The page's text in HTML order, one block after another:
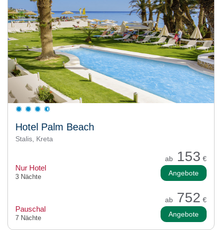
Hotel Palm Beach
Stalis, Kreta
ab 153 €
Nur Hotel
3 Nächte Angebote
ab 752 €
Pauschal
7 Nächte Angebote